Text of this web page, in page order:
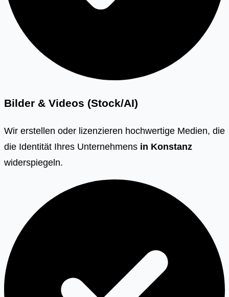
Bilder & Videos (Stock/AI)
Wir erstellen oder lizenzieren hochwertige Medien, die
die Identität Ihres Unternehmens in Konstanz
widerspiegeln.